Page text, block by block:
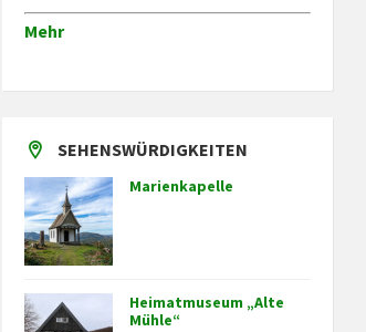
Mehr
SEHENSWÜRDIGKEITEN
Marienkapelle
Heimatmuseum „Alte
Mühle“